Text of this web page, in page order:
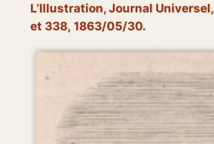
L’Illustration, Journal Universel,
et 338, 1863/05/30.